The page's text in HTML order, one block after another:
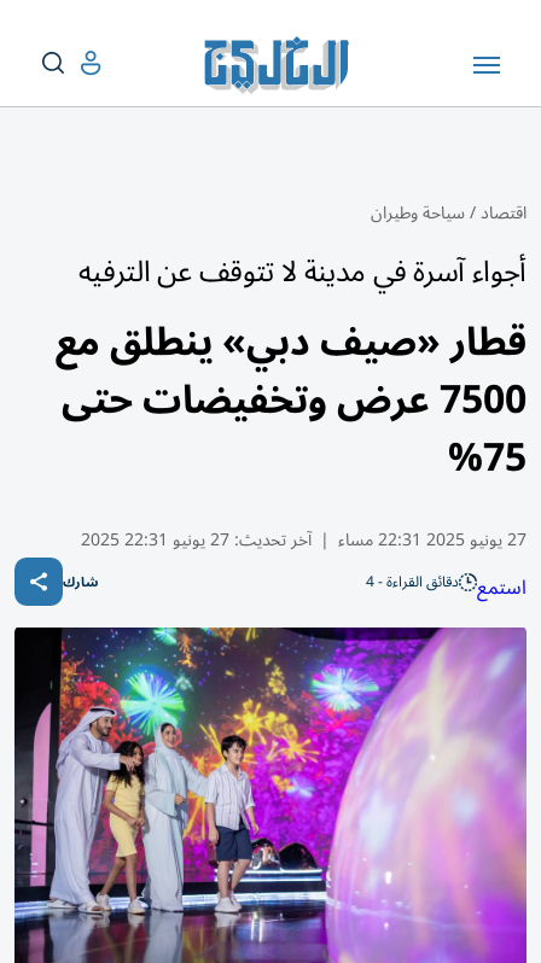
اقتصاد/سياحة وطيران
أجواء آسرة في مدينة لا تتوقف عن الترفيه
قطار «صيف دبي» ينطلق مع
7500 عرض وتخفيضات حتى
75%
27 يونيو 2025 22:31 مساء | آخر تحديث:27 يونيو 22:31 2025
استمع دقائق القراءة - 4 شارك